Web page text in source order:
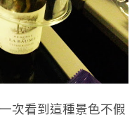
次看到這種景色不假